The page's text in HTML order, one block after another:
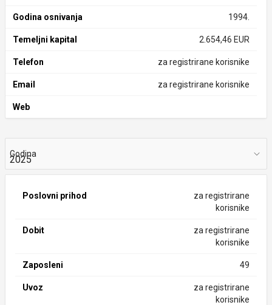
Godina osnivanja 1994.
Temeljni kapital 2.654,46 EUR
Telefon za registrirane korisnike
Email za registrirane korisnike
Web
Godina
Poslovni prihod
za registrirane
korisnike
Dobit
za registrirane
korisnike
Zaposleni 49
Uvoz
za registrirane
korisnike